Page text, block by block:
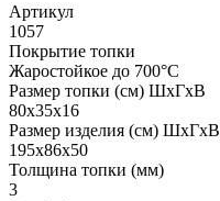
Артикул
1057
Покрытие топки
Жаростойкое до 700°С
Размер топки (см) ШхГхВ
80х35х16
Размер изделия (см) ШхГхВ
195х86х50
Толщина топки (мм)
3